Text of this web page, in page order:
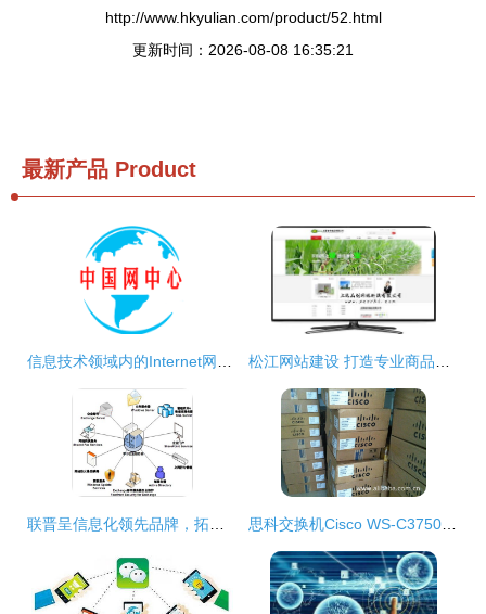
http://www.hkyulian.com/product/52.html
更新时间：2026-08-08 16:35:21
最新产品 Product